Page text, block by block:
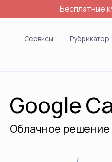
Бесплатные
Сервисы Рубрикатор
Google
Облачное решение